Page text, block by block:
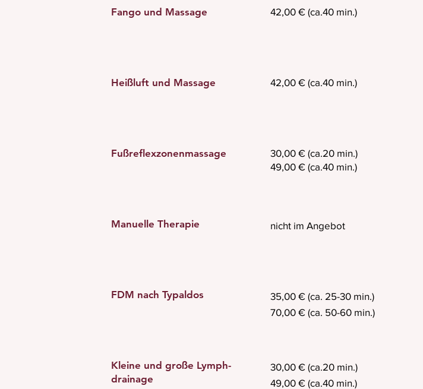
Fango und Massage 42,00 € (ca.40 min.)
Heißluft und Massage 42,00 € (ca.40 min.)
Fußreflexzonenmassage
30,00 € (ca.20 min.)
49,00 € (ca.40 min.)
Manuelle Therapie ​nicht im Angebot
FDM nach Typaldos
35,00 € (ca. 25-30 min.)
70,00 € (ca. 50-60 min.)
Kleine und große Lymph-
drainage
30,00 € (ca.20 min.)
49,00 € (ca.40 min.)